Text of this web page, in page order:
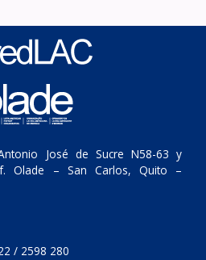
José de Sucre N58-63 y
Olade – San Carlos, Quito –
/ 2598 280